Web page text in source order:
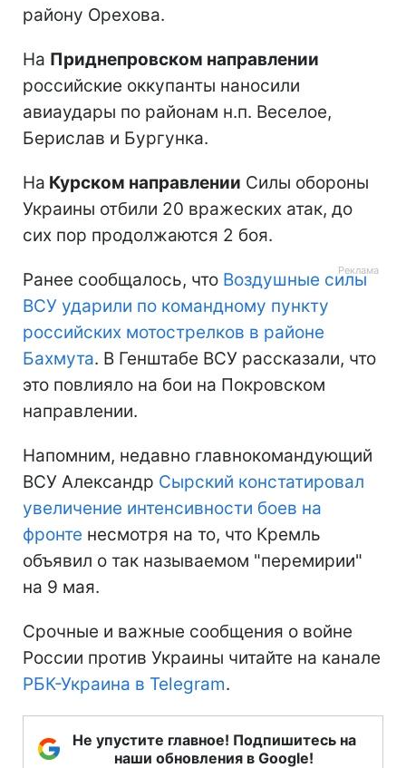
району Орехова.
На Приднепровском направлении
российские оккупанты наносили
авиаудары по районам н.п. Веселое,
Берислав и Бургунка.
На Курском направлении Силы обороны
Украины отбили 20 вражеских атак, до
сих пор продолжаются 2 боя.
Ранее сообщалось, что Воздушные силы
ВСУ ударили по командному пункту
российских мотострелков в районе
Бахмута. В Генштабе ВСУ рассказали, что
это повлияло на бои на Покровском
направлении.
Напомним, недавно главнокомандующий
ВСУ Александр Сырский констатировал
увеличение интенсивности боев на
фронте несмотря на то, что Кремль
объявил о так называемом "перемирии"
на 9 мая.
Срочные и важные сообщения о войне
России против Украины читайте на канале
РБК-Украина в Telegram.
Не упустите главное! Подпишитесь на
наши обновления в Google!